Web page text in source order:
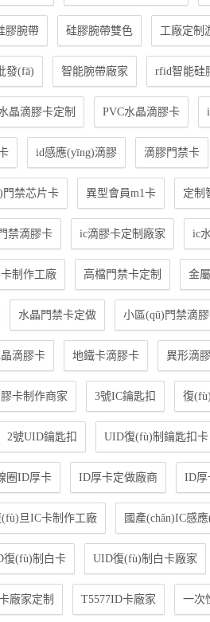
膠腕帶 硅膠腕帶雙色 工廠定制
發(fā) 智能腕帶廠家 rfid智能硅
晶滴膠卡定制 PVC水晶滴膠卡
id感應(yīng)滴膠 滴膠門禁卡
門禁芯片卡 異型會員m1卡 定制
禁滴膠卡 ic滴膠卡定制廠家 ic
制作工廠 高檔門禁卡定制 金
水晶門禁卡定做 小區(qū)門禁滴
滴膠卡 地鐵卡滴膠卡 異形滴
卡制作商家 3號IC鑰匙扣 復
2號UID鑰匙扣 UID復(fù)制鑰匙扣卡
圈ID厚卡 ID厚卡定做廠商 ID厚
旦IC卡制作工廠 國產(chǎn)IC感
復(fù)制白卡 UID復(fù)制白卡廠家
廠家定制 T5577ID卡廠家 一次